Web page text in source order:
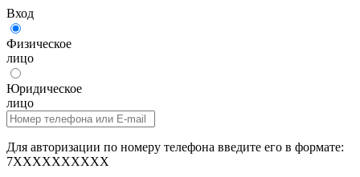
Вход
Физическое
лицо
Юридическое
лицо
Для авторизации по номеру телефона введите его в формате:
7XXXXXXXXXX